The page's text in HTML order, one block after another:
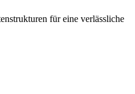
für eine verlässliche